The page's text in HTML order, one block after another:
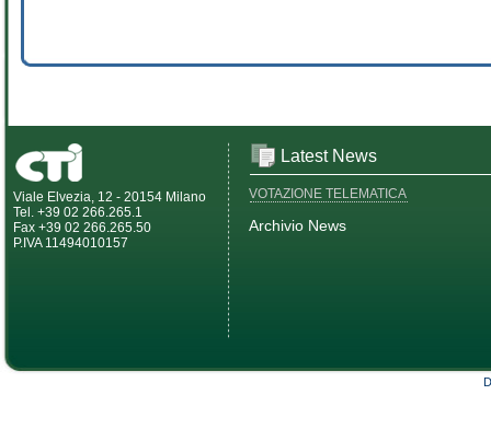
Viale Elvezia, 12 - 20154 Milano
Tel. +39 02 266.265.1
Fax +39 02 266.265.50
P.IVA 11494010157
Latest News
VOTAZIONE TELEMATICA
Archivio News